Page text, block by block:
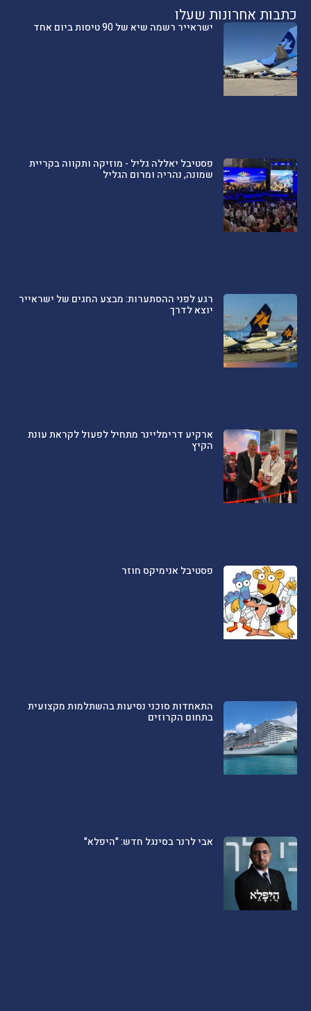
כתבות אחרונות שעלו
ישראייר רשמה שיא של 90 טיסות ביום אחד
פסטיבל יאללה גליל - מוזיקה ותקווה בקריית
שמונה, נהריה ומרום הגליל
רגע לפני ההסתערות: מבצע החגים של ישראייר
יוצא לדרך
ארקיע דרימליינר מתחיל לפעול לקראת עונת
הקיץ
פסטיבל אנימיקס חוזר
התאחדות סוכני נסיעות בהשתלמות מקצועית
בתחום הקרוזים
אבי לרנר בסינגל חדש: "היפלא"